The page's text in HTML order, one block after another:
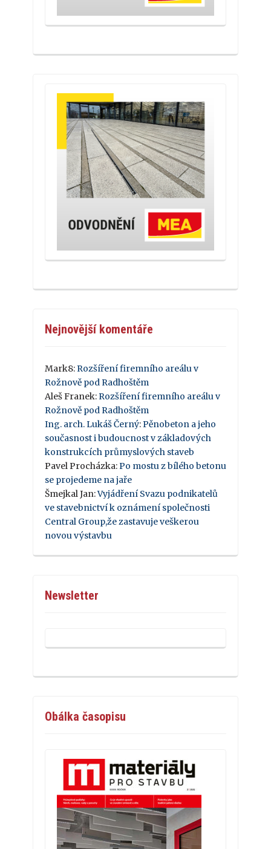
Nejnovější komentáře
Mark8: Rozšíření firemního areálu v
Rožnově pod Radhoštěm
Aleš Franek: Rozšíření firemního areálu v
Rožnově pod Radhoštěm
Ing. arch. Lukáš Černý: Pěnobeton a jeho
současnost i budoucnost v základových
konstrukcích průmyslových staveb
Pavel Procházka: Po mostu z bílého betonu
se projedeme na jaře
Šmejkal Jan:Vyjádření Svazu podnikatelů
ve stavebnictví k oznámení společnosti
Central Group,že zastavuje veškerou
novou výstavbu
Newsletter
Obálka časopisu